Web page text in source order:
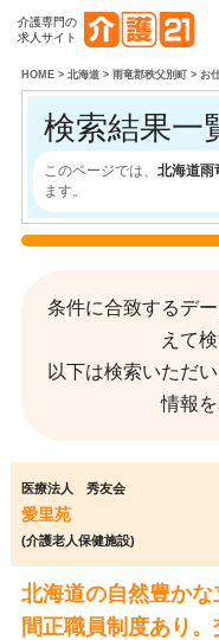
介護専門の
求人サイト
HOME> 北海道> 雨竜郡秩父別町> お
検索結果一
このページでは、 北海道雨
ます。
条件に合致するデ
えて
以下は検索いただ
情報
医療法人 秀友会
愛里苑
(介護老人保健施設)
北海道の自然豊か
間正職員制度あり。